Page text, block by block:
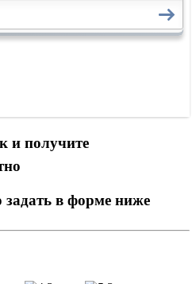
и получите
в форме ниже